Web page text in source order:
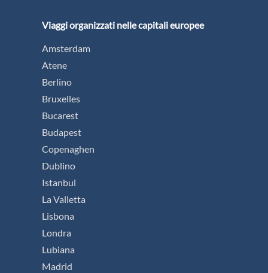
Viaggi organizzati nelle capitali europee
Amsterdam
Atene
Berlino
Bruxelles
Bucarest
Budapest
Copenaghen
Dublino
Istanbul
La Valletta
Lisbona
Londra
Lubiana
Madrid